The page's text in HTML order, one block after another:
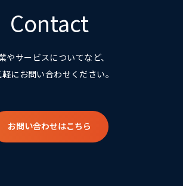
Contact
やサービスについてなど、
軽にお問い合わせください。
お問い合わせはこちら